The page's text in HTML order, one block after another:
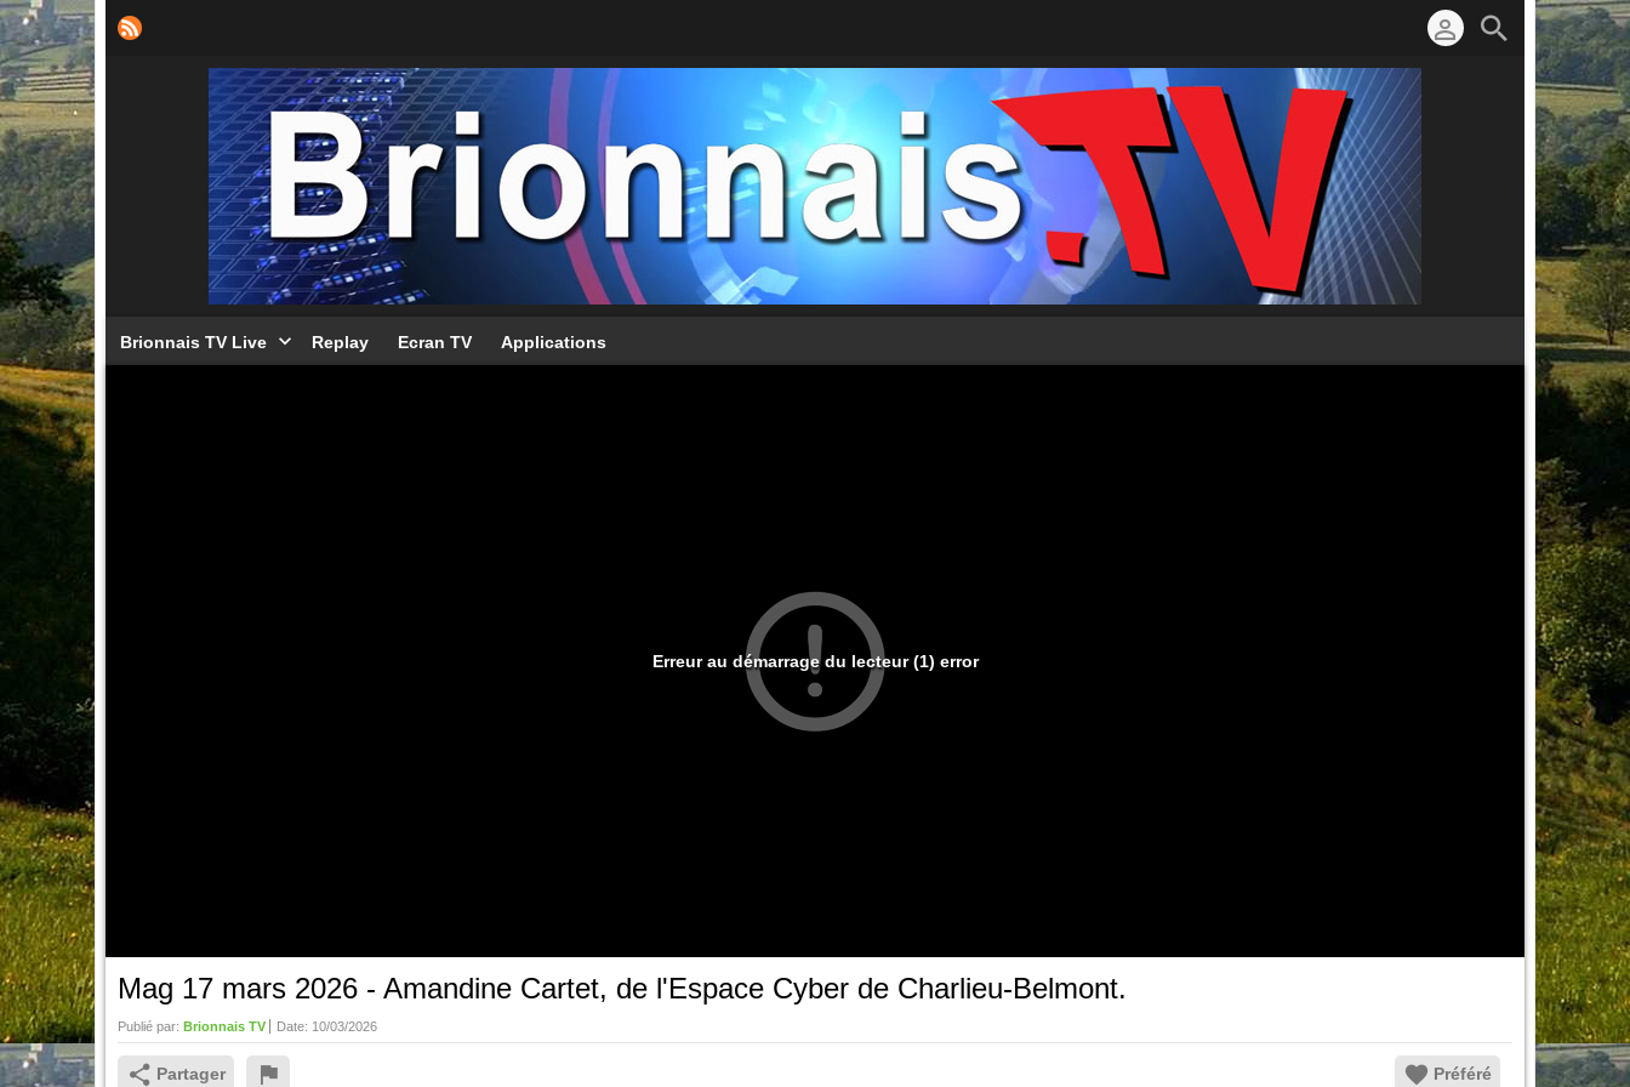
Brionnais TV Live Replay Ecran TV Applications
Erreur au démarrage du lecteur (1) error
Mag 17 mars 2026 - Amandine Cartet, de l'Espace Cyber de Charlieu-Belmont.
Publié par: Brionnais TV Date: 10/03/2026
Partager Préféré